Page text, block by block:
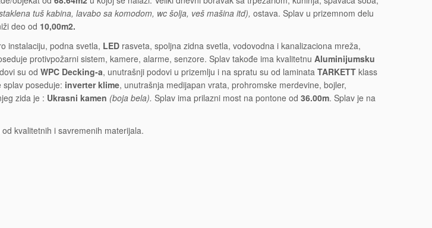
tuš kabina, lavabo sa komodom, wc šolja, veš mašina itd), ostava. Splav u prizemnom delu
deo od 10,00m2.
instalaciju, podna svetla, LED rasveta, spoljna zidna svetla, vodovodna i kanalizaciona mreža,
protivpožarni sistem, kamere, alarme, senzore. Splav takođe ima kvalitetnu Aluminijumsku
su od WPC Decking-a, unutrašnji podovi u prizemlju i na spratu su od laminata TARKETT klass
splav poseduje: inverter klime, unutrašnja medijapan vrata, prohromske merdevine, bojler,
zida je : Ukrasni kamen (boja bela). Splav ima prilazni most na pontone od 36.00m. Splav je na
kvalitetnih i savremenih materijala.